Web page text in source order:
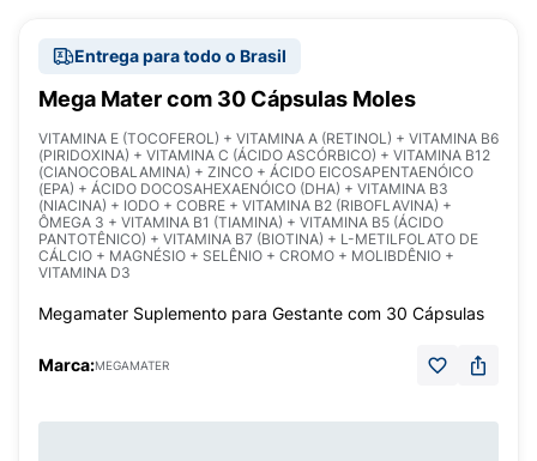
Entrega para todo o Brasil
Mega Mater com 30 Cápsulas Moles
VITAMINA E (TOCOFEROL) + VITAMINA A (RETINOL) + VITAMINA B6
(PIRIDOXINA) + VITAMINA C (ÁCIDO ASCÓRBICO) + VITAMINA B12
(CIANOCOBALAMINA) + ZINCO + ÁCIDO EICOSAPENTAENÓICO
(EPA) + ÁCIDO DOCOSAHEXAENÓICO (DHA) + VITAMINA B3
(NIACINA) + IODO + COBRE + VITAMINA B2 (RIBOFLAVINA) +
ÔMEGA 3 + VITAMINA B1 (TIAMINA) + VITAMINA B5 (ÁCIDO
PANTOTÊNICO) + VITAMINA B7 (BIOTINA) + L-METILFOLATO DE
CÁLCIO + MAGNÉSIO + SELÊNIO + CROMO + MOLIBDÊNIO +
VITAMINA D3
Megamater Suplemento para Gestante com 30 Cápsulas
Marca:MEGAMATER